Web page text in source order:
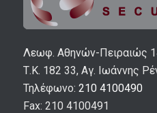
Λεωφ. Αθηνών-Πειραιώς
Τ.Κ. 182 33, Αγ. Ιωάννης
Τηλέφωνο: 210 4100490
Fax: 210 4100491